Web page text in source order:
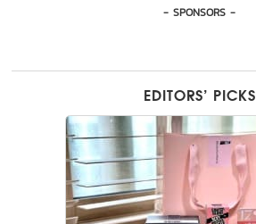
- SPONSORS -
EDITORS’ PICKS